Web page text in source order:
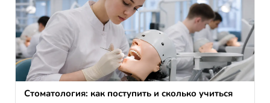
Стоматология: как поступить и сколько учиться